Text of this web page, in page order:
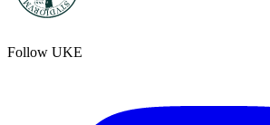
Follow UKE